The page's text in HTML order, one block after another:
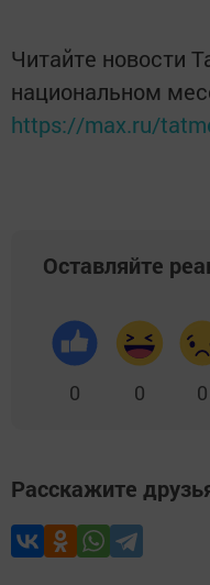
Читайте новости
национальном
https://max.ru/
Оставляйте
0 0 0
Расскажите